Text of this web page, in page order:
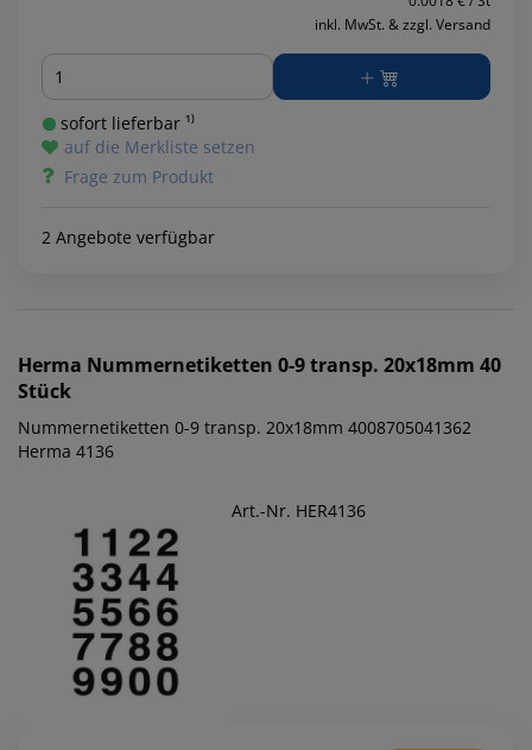
inkl. MwSt. & zzgl. Versand
Menge
sofort lieferbar ¹⁾
auf die Merkliste setzen
Frage zum Produkt
2 Angebote verfügbar
Herma Nummernetiketten 0-9 transp. 20x18mm 40
Stück
Nummernetiketten 0-9 transp. 20x18mm 4008705041362
Herma 4136
Art.-Nr. HER4136